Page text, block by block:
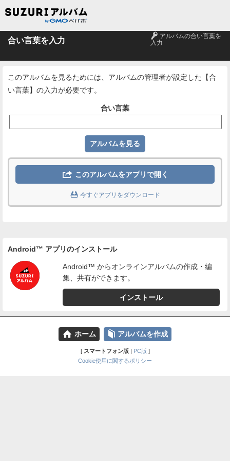
合い言葉を入力 🔑 アルバムの合い言葉を
入力
このアルバムを見るためには、アルバムの管理者が設定した【合
い言葉】の入力が必要です。
合い言葉
 このアルバムをアプリで開く
 今すぐアプリをダウンロード
Android™ アプリのインストール
Android™ からオンラインアルバムの作成・編
集、共有ができます。
インストール
⌂ ホーム 📕 アルバムを作成
[ スマートフォン版| PC版 ]
Cookie使用に関するポリシー